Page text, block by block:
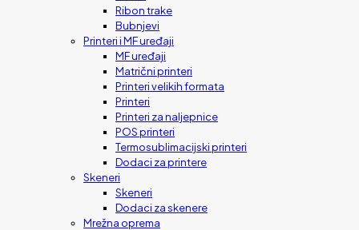
Ribon trake
Bubnjevi
Printeri i MF uređaji
MF uređaji
Matrični printeri
Printeri velikih formata
Printeri
Printeri za naljepnice
POS printeri
Termosublimacijski printeri
Dodaci za printere
Skeneri
Skeneri
Dodaci za skenere
Mrežna oprema